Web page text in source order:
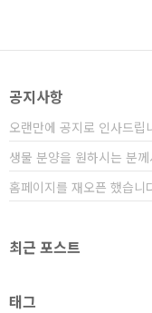
정말 생소했습니다. 그리고 2세
어서 디자인 헤리티지 잘 유지되
공지사항
오랜만에 공지로 인사드립
생물 분양을 원하시는 분
홈페이지를 재오픈 했습니
최근 포스트
태그